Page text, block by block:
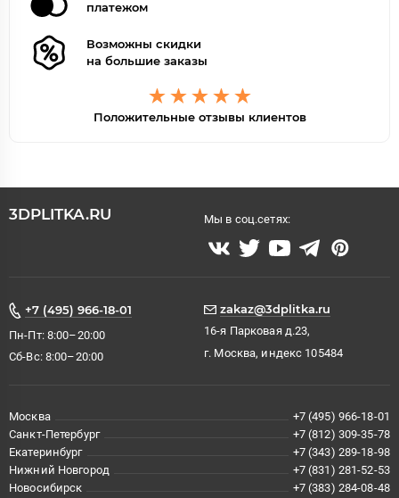
платежом
Возможны скидки
на большие заказы
Положительные отзывы клиентов
3DPLITKA.RU Мы в соц.сетях:
+7 (495) 966-18-01
Пн-Пт: 8:00–20:00
Сб-Вс: 8:00–20:00
zakaz@3dplitka.ru
16-я Парковая д.23,
г. Москва, индекс 105484
Москва
+7 (495) 966-18-01
Санкт-Петербург
+7 (812) 309-35-78
Екатеринбург
+7 (343) 289-18-98
Нижний Новгород
+7 (831) 281-52-53
Новосибирск
+7 (383) 284-08-48